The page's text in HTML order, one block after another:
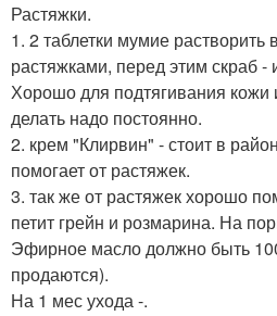
Растяжки.
1. 2 таблетки мумие растворить
растяжками, перед этим скраб -
Хорошо для подтягивания
делать надо постоянно.
2. крем "Клирвин" - стоит в
помогает от растяжек.
3. так же от растяжек хорошо
петит грейн и розмарина. На
Эфирное масло должно быть
продаются).
На 1 мес ухода -.